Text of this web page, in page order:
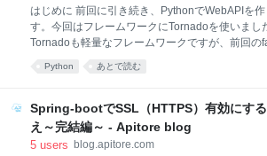
Dump（jawiki-latest-pages-articles.xml.bz2）を
ました。WikipediaのDumpは、データの日時を明
ていれば自由に使って良いそうです。学習データ
う場合は特に日時の明記
はじめに 前回に引き続き、PythonでWebAPIを作
す。今回はフレームワークにTornadoを使いまし
Tornadoも軽量なフレームワークですが、前回の
よりはリッチな機能があります。Python x 深層学
使った画像処理技術がWebAPIでどんどん公開さ
ん、Apitoreに相談していただいてもOKです（ス
マ）。 ソースコード GitHub 下準備 以下のライブ
をインストールします。なお、今回はkeras +
Python あとで読む
Spring-bootでSSL（HTTPS）有効にす
え～完結編～ - Apitore blog
5 users blog.apitore.com